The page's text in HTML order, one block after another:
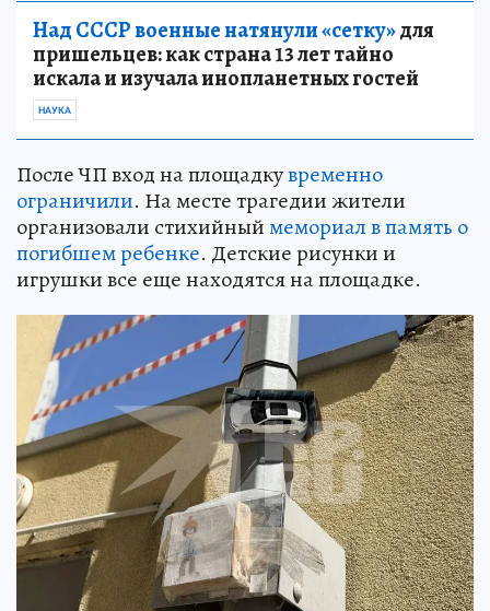
Над СССР военные натянули «сетку»для
пришельцев: как страна 13 лет тайно
искала и изучала инопланетных гостей
НАУКА
После ЧП вход на площадкувременно
ограничили. На месте трагедии жители
организовали стихийныймемориал в память о
погибшем ребенке. Детские рисунки и
игрушки все еще находятся на площадке.